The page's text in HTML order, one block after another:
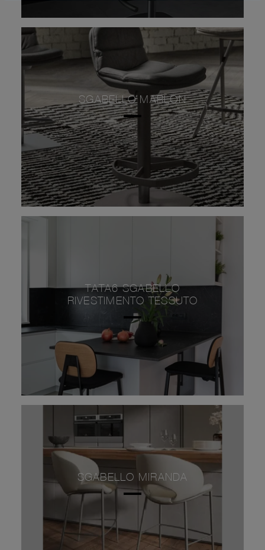
SGABELLO MARLON
TATA6 SGABELLO
RIVESTIMENTO TESSUTO
SGABELLO MIRANDA